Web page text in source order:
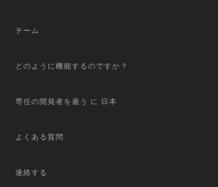
チーム
どのように機能するのですか？
専任の開発者を雇う に 日本
よくある質問
連絡する